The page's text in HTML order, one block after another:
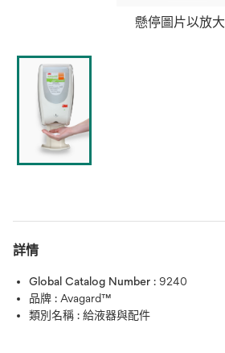
懸停圖片以放大
詳情
Global Catalog Number : 9240
品牌 : Avagard™
類別名稱 : 給液器與配件